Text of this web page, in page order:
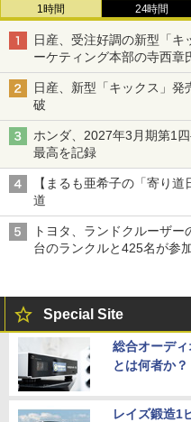
1時間 24時間
日産、受注好調の新型「
ーケティング本部の寺西章
日産、新型「キックス」
破
ホンダ、2027年3月期第1
最高を記録
【まるも亜希子の「寄り
道
トヨタ、ランドクルーザ
台のランクルと425名が参
Special Site
総合オーデ
とは何者か？
レイズ鍛造1